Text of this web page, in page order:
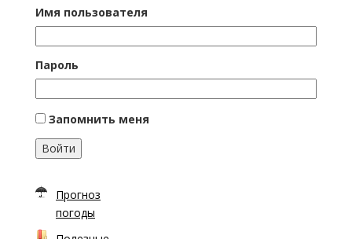
Имя пользователя
Пароль
Запомнить меня
Войти
Прогноз
погоды